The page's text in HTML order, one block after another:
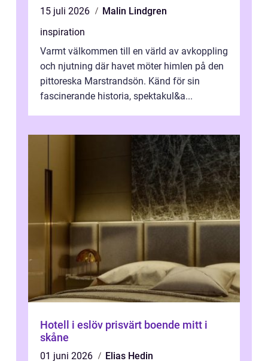
15 juli 2026
Malin Lindgren
inspiration
Varmt välkommen till en värld av avkoppling
och njutning där havet möter himlen på den
pittoreska Marstrandsön. Känd för sin
fascinerande historia, spektakul&a...
Hotell i eslöv prisvärt boende mitt i
skåne
01 juni 2026
Elias Hedin